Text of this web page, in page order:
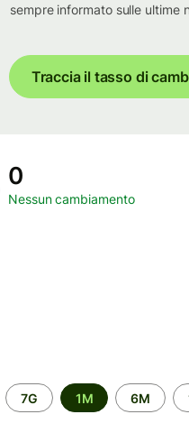
sempre informato sulle ultime
Traccia il tasso di
0
Nessun cambiamento
7G 1M 6M